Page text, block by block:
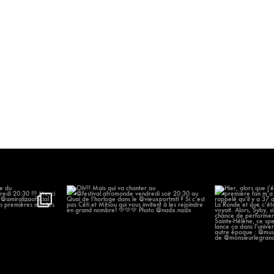
du...
Oh!!! Mais qui va chanter au
@festival.afromonde...
Hier, alors que